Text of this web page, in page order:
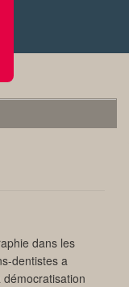
dans les
dentistes a